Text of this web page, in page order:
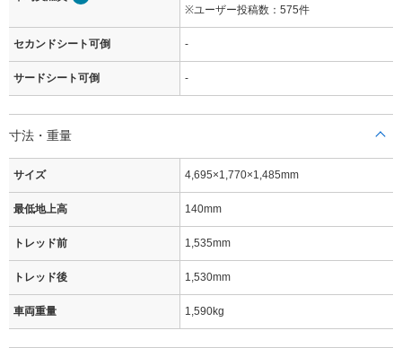
※ユーザー投稿数：575件
セカンドシート可倒 -
サードシート可倒 -
寸法・重量
サイズ 4,695×1,770×1,485mm
最低地上高 140mm
トレッド前 1,535mm
トレッド後 1,530mm
車両重量 1,590kg